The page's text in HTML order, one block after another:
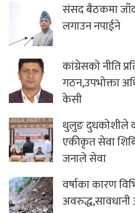
संसद बैठकमा
लगाउन नपाईने
कांग्रेसको नीति
गठन,उपभोक्ता
केसी
थुलुङ दुधकोशीले
एकीकृत सेवा
जनाले सेवा
वर्षाका कारण